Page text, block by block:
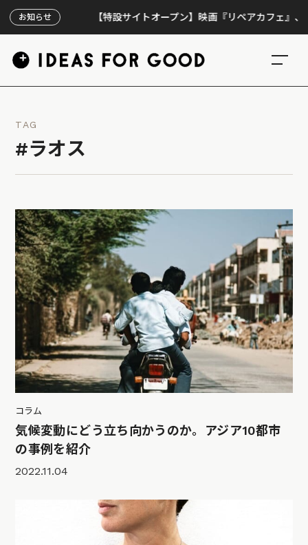
お知らせ 【特設サイトオープン】映画『リペアカフェ』、上映300
TAG
#ラオス
コラム
気候変動にどう立ち向かうのか。アジア10都市
の事例を紹介
2022.11.04